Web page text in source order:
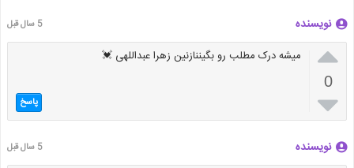
نویسنده 5 سال قبل

0

میشه درک مطلب رو بگیننازنین زهرا عبداللهی 💓
پاسخ
نویسنده 5 سال قبل